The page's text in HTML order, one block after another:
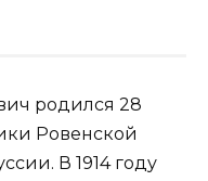
родился 28
Ровенской
В 1914 году